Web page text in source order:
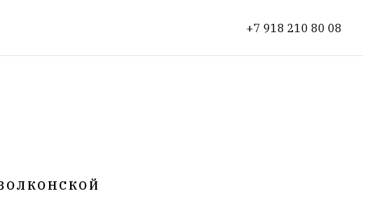
+7 918 210 80 08